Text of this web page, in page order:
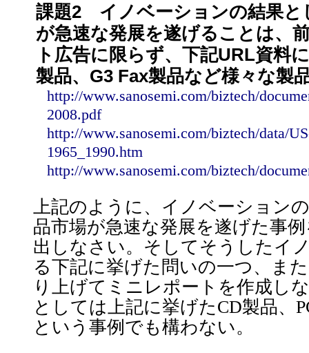
課題2 イノベーションの結果と
が急速な発展を遂げることは、
ト広告に限らず、下記URL資料
製品、G3 Fax製品など様々な製
http://www.sanosemi.com/biztech/
2008.pdf
http://www.sanosemi.com/biztech/data/
1965_1990.htm
http://www.sanosemi.com/biztech/
上記のように、イノベーション
品市場が急速な発展を遂げた事
出しなさい。そしてそうしたイ
る下記に挙げた問いの一つ、ま
り上げてミニレポートを作成し
としては上記に挙げたCD製品、
という事例でも構わない。